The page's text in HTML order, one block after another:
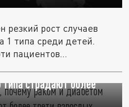
резкий рост случаев
1 типа среди детей.
пациентов...
почему раком и
типа страдают более